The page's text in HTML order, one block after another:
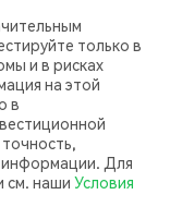
только в
и в рисках
на этой
в
Для
см. наши Условия